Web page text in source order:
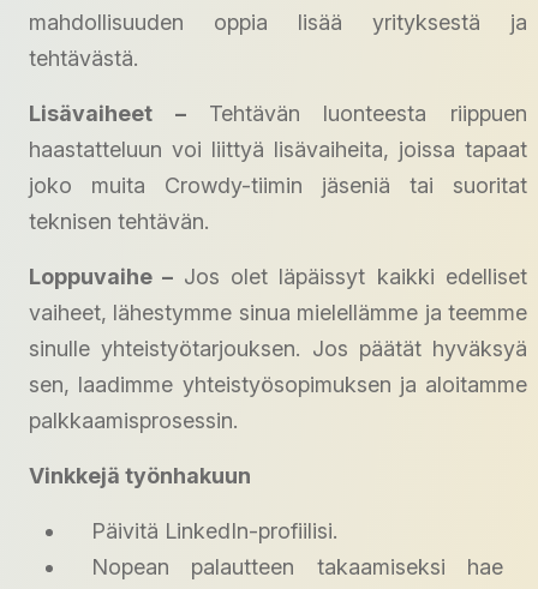
mahdollisuuden oppia lisää yrityksestä ja
tehtävästä.
Lisävaiheet – Tehtävän luonteesta riippuen
haastatteluun voi liittyä lisävaiheita, joissa tapaat
joko muita Crowdy-tiimin jäseniä tai suoritat
teknisen tehtävän.
Loppuvaihe – Jos olet läpäissyt kaikki edelliset
vaiheet, lähestymme sinua mielellämme ja teemme
sinulle yhteistyötarjouksen. Jos päätät hyväksyä
sen, laadimme yhteistyösopimuksen ja aloitamme
palkkaamisprosessin.
Vinkkejä työnhakuun
Päivitä LinkedIn-profiilisi.
Nopean palautteen takaamiseksi hae